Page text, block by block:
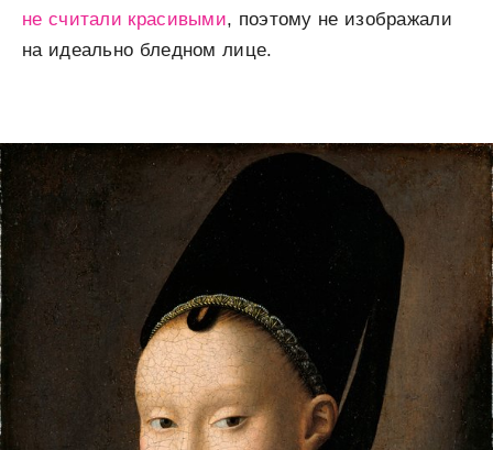
не считали красивыми, поэтому не изображали
на идеально бледном лице.